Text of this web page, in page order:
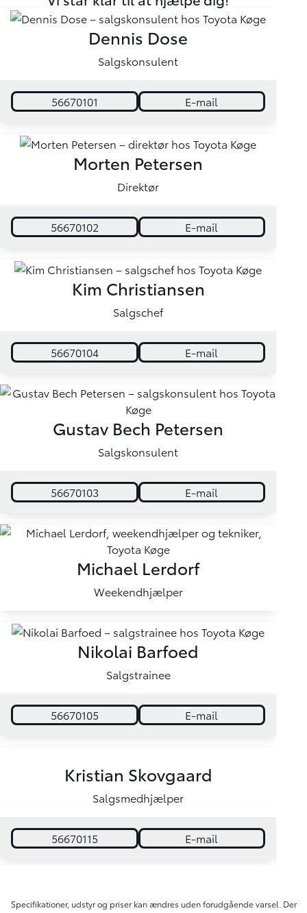
Dennis Dose
Salgskonsulent
56670101 E-mail
Morten Petersen
Direktør
56670102 E-mail
Kim Christiansen
Salgschef
56670104 E-mail
Gustav Bech Petersen
Salgskonsulent
56670103 E-mail
Michael Lerdorf
Weekendhjælper
Nikolai Barfoed
Salgstrainee
56670105 E-mail
Kristian Skovgaard
Salgsmedhjælper
56670115 E-mail
Specifikationer, udstyr og priser kan ændres uden forudgående varsel. Der